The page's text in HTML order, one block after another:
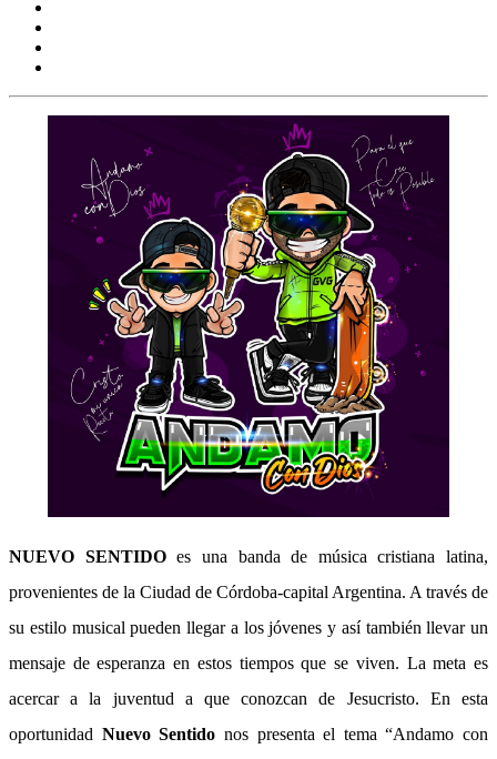
NUEVO SENTIDOes una banda de música cristiana latina,
provenientes de la Ciudad de Córdoba-capital Argentina. A través de
su estilo musical pueden llegar a los jóvenes y así también llevar un
mensaje de esperanza en estos tiempos que se viven. La meta es
acercar a la juventud a que conozcan de Jesucristo. En esta
oportunidad Nuevo Sentido nos presenta el tema“Andamo con